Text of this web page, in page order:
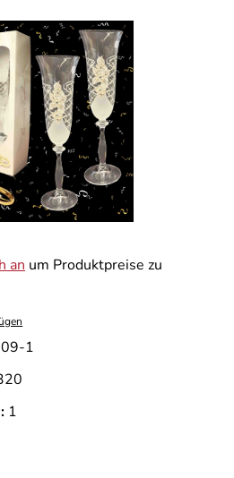
an um Produktpreise zu
1
1